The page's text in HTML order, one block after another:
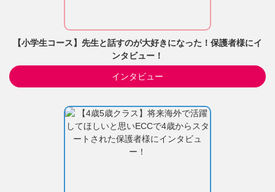
【小学生コース】先生と話すのが大好きになった！保護者様にイ
ンタビュー！
インタビュー